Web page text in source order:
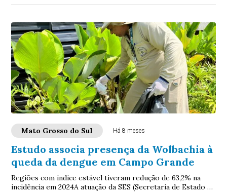
Mato Grosso do Sul Há 8 meses
Estudo associa presença da Wolbachia à
queda da dengue em Campo Grande
Regiões com índice estável tiveram redução de 63,2% na
incidência em 2024A atuação da SES (Secretaria de Estado de